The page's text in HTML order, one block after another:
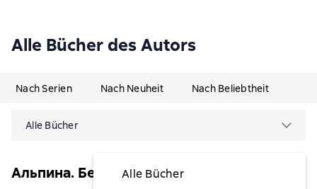
Alle Bücher des Autors
Nach Serien Nach Neuheit Nach Beliebtheit
Alle Bücher
Alle Bücher
Альпина. Бестселлер (Инвестиции)